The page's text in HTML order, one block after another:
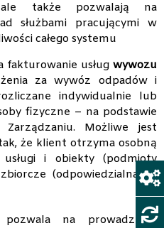
także pozwalają na
służbami pracującymi w
całego systemu
fakturowanie usług wywozu
za wywóz odpadów i
indywidualnie lub
fizyczne – na podstawie
Możliwe jest
że klient otrzyma osobną
i obiekty (podmioty
(odpowiedzialna za
pozwala na prowadzenie